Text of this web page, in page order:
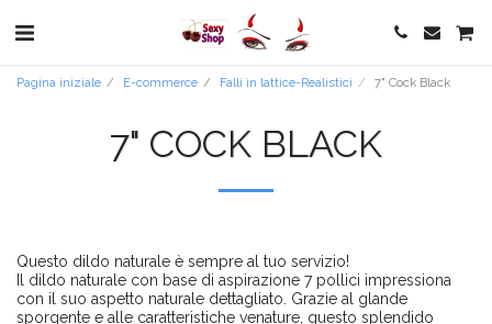
Pagina iniziale E-commerce Falli in lattice-Realistici 7" Cock Black
7" COCK BLACK
Questo dildo naturale è sempre al tuo servizio!
Il dildo naturale con base di aspirazione 7 pollici impressiona
con il suo aspetto naturale dettagliato. Grazie al glande
sporgente e alle caratteristiche venature, questo splendido